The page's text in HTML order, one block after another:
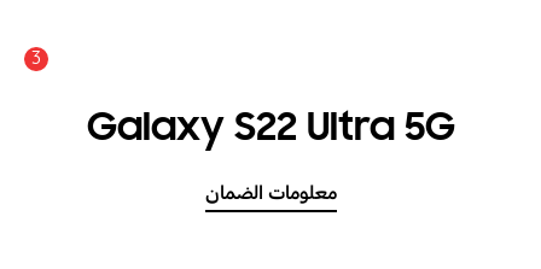
3
Galaxy S22 Ultra 5G
معلومات الضمان